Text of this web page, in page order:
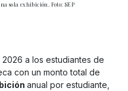
sola exhibición. Foto: SEP
a los estudiantes de
con un monto total de
anual por estudiante,